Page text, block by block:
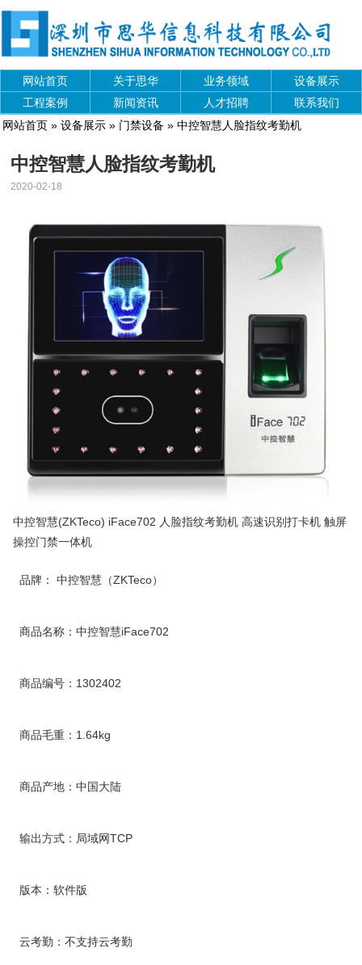
网站首页 关于思华 业务领域
设备展示
工程案例
新闻资讯 人才招聘
联系我们
网站首页 » 设备展示 » 门禁设备 » 中控智慧人脸指纹考勤机
中控智慧人脸指纹考勤机
2020-02-18
中控智慧(ZKTeco) iFace702 人脸指纹考勤机 高速识别打卡机 触屏
操控门禁一体机
品牌： 中控智慧（ZKTeco）
商品名称：中控智慧iFace702
商品编号：1302402
商品毛重：1.64kg
商品产地：中国大陆
输出方式：局域网TCP
版本：软件版
云考勤：不支持云考勤